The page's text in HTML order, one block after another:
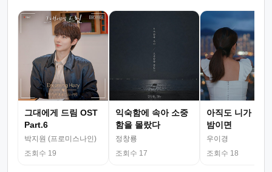
그대에게 드림 OST
Part.6
박지원 (프로미스나인)
조회수 19
익숙함에 속아 소중
함을 몰랐다
정창룡
조회수 17
아직도 니가 그
밤이면
우이경
조회수 18